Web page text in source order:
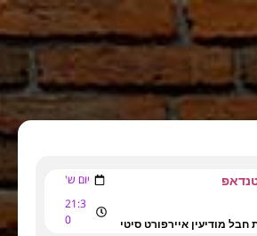
יום ש'
מודיעין איירפורט סיטי
21:3
0